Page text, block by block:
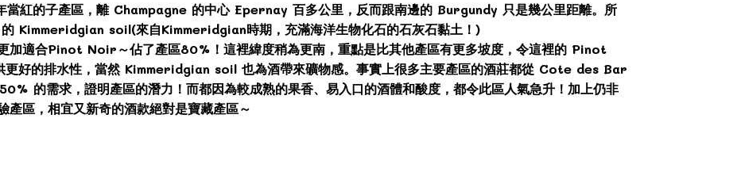
紅的子產區，離 Champagne 的中心 Epernay 百多公里，反而跟南邊的 Burgundy 只是幾公里距離。所
Kimmeridgian soil(來自Kimmeridgian時期，充滿海洋生物化石的石灰石黏土！)
加適合Pinot Noir～佔了產區80%！這裡緯度稍為更南，重點是比其他產區有更多坡度，令這裡的 Pinot
更好的排水性，當然 Kimmeridgian soil 也為酒帶來礦物感。事實上很多主要產區的酒莊都從 Cote des Bar
的需求，證明產區的潛力！而都因為較成熟的果香、易入口的酒體和酸度，都令此區人氣急升！加上仍非
產區，相宜又新奇的酒款絕對是寶藏產區～